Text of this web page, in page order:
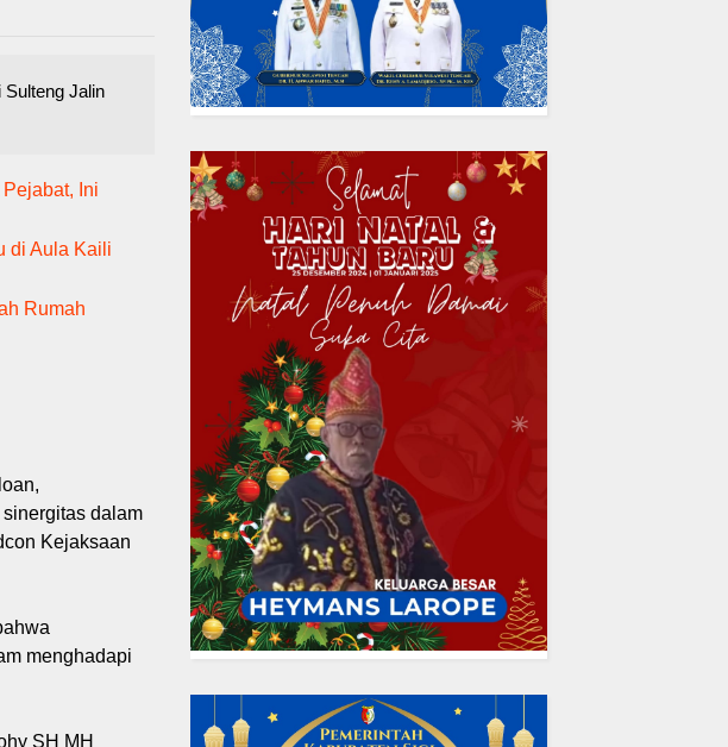
Sulteng Jalin
Ini
di Aula Kaili
Rumah
dalam
Kejaksaan
menghadapi
SH MH